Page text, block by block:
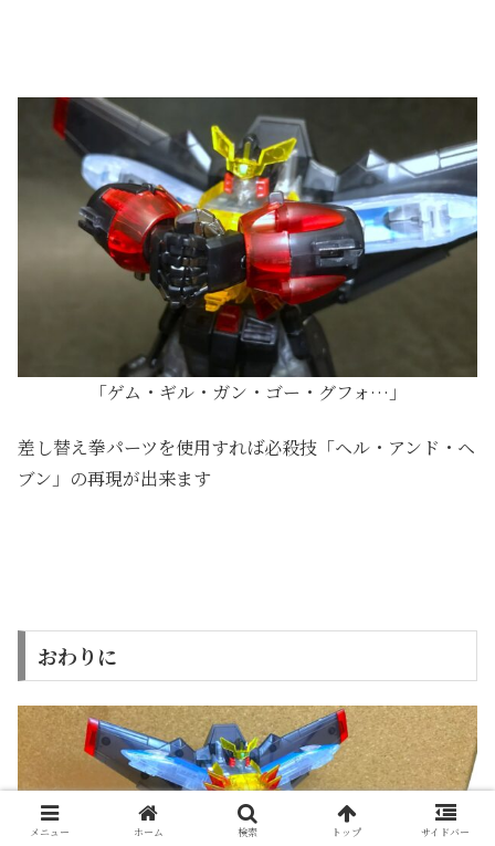
「ゲム・ギル・ガン・ゴー・グフォ…」
差し替え拳パーツを使用すれば必殺技「ヘル・アンド・ヘ
ブン」の再現が出来ます
おわりに
メニュー ホーム 検索 トップ サイドバー